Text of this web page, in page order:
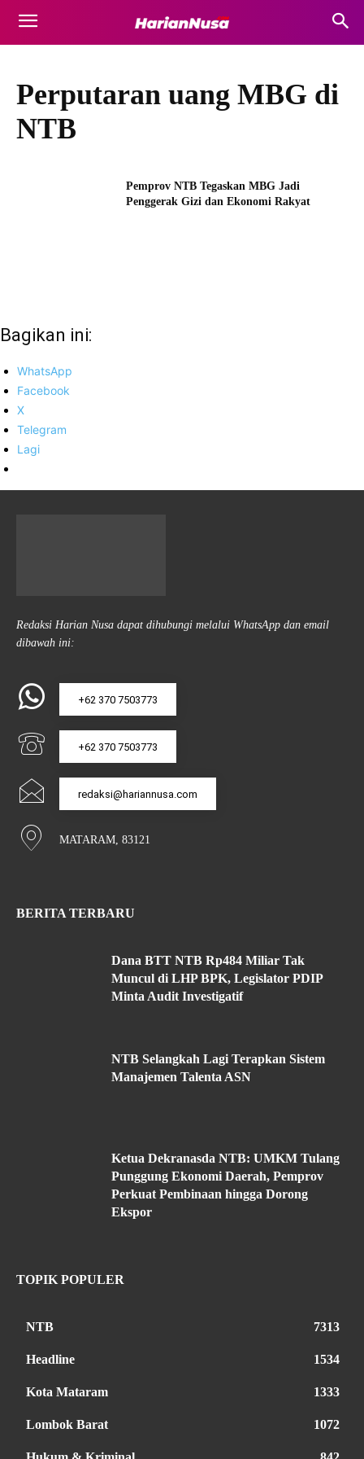
Perputaran uang MBG di
NTB
Pemprov NTB Tegaskan MBG Jadi
Penggerak Gizi dan Ekonomi Rakyat
Bagikan ini:
WhatsApp
Facebook
X
Telegram
Lagi
Redaksi Harian Nusa dapat dihubungi melalui WhatsApp dan email
dibawah ini:
+62 370 7503773
+62 370 7503773
redaksi@hariannusa.com
MATARAM, 83121
BERITA TERBARU
Dana BTT NTB Rp484 Miliar Tak
Muncul di LHP BPK, Legislator PDIP
Minta Audit Investigatif
NTB Selangkah Lagi Terapkan Sistem
Manajemen Talenta ASN
Ketua Dekranasda NTB: UMKM Tulang
Punggung Ekonomi Daerah, Pemprov
Perkuat Pembinaan hingga Dorong
Ekspor
TOPIK POPULER
NTB 7313
Headline 1534
Kota Mataram 1333
Lombok Barat 1072